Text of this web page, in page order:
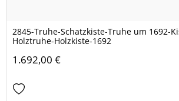
2845-Truhe-Schatzkiste-Truhe um 1692-
Holztruhe-Holzkiste-1692
1.692,00 €